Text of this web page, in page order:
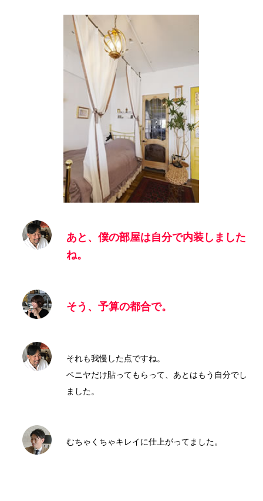
あと、僕の部屋は自分で内装しました
ね。
そう、予算の都合で。
それも我慢した点ですね。
ベニヤだけ貼ってもらって、あとはもう自分でし
ました。
むちゃくちゃキレイに仕上がってました。